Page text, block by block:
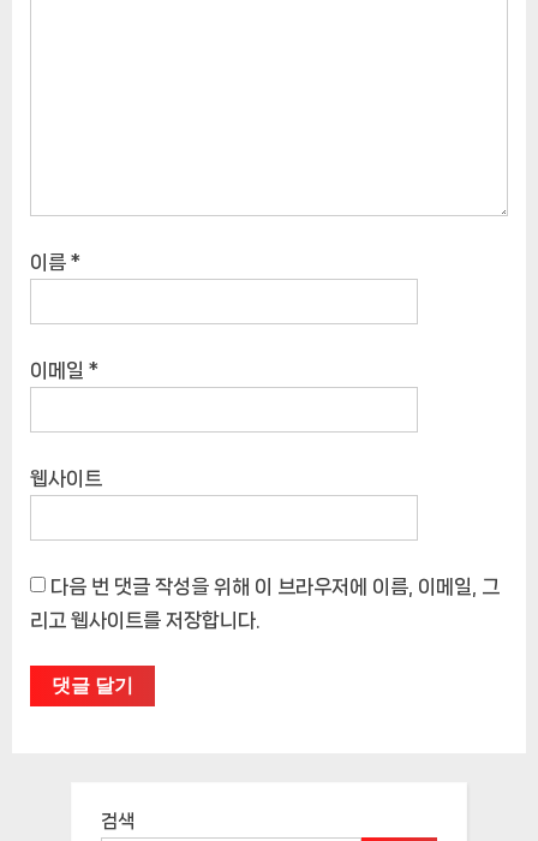
이름 *
이메일 *
웹사이트
다음 번 댓글 작성을 위해 이 브라우저에 이름, 이메일, 그
리고 웹사이트를 저장합니다.
검색